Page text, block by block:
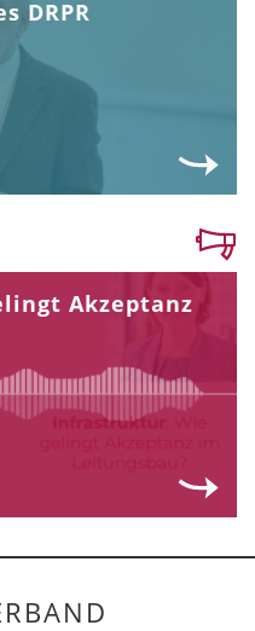
DRPR
Akzeptanz